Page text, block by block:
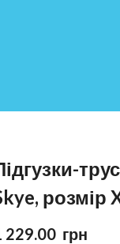
розмір
229.00  грн